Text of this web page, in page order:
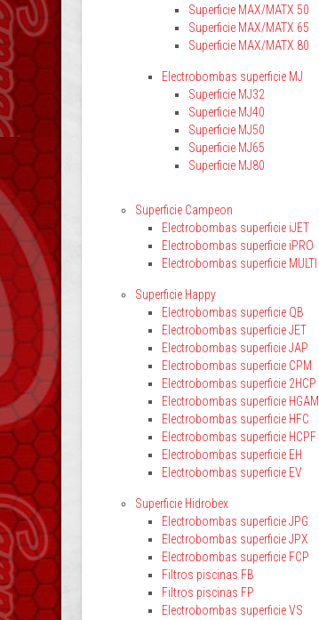
Superficie MAX/MATX 50
Superficie MAX/MATX 65
Superficie MAX/MATX 80
Electrobombas superficie MJ
Superficie MJ32
Superficie MJ40
Superficie MJ50
Superficie MJ65
Superficie MJ80
Superficie Campeon
Electrobombas superficie iJET
Electrobombas superficie iPRO
Electrobombas superficie MULTI
Superficie Happy
Electrobombas superficie QB
Electrobombas superficie JET
Electrobombas superficie JAP
Electrobombas superficie CPM
Electrobombas superficie 2HCP
Electrobombas superficie HGAM
Electrobombas superficie HFC
Electrobombas superficie HCPF
Electrobombas superficie EH
Electrobombas superficie EV
Superficie Hidrobex
Electrobombas superficie JPG
Electrobombas superficie JPX
Electrobombas superficie FCP
Filtros piscinas FB
Filtros piscinas FP
Electrobombas superficie VS